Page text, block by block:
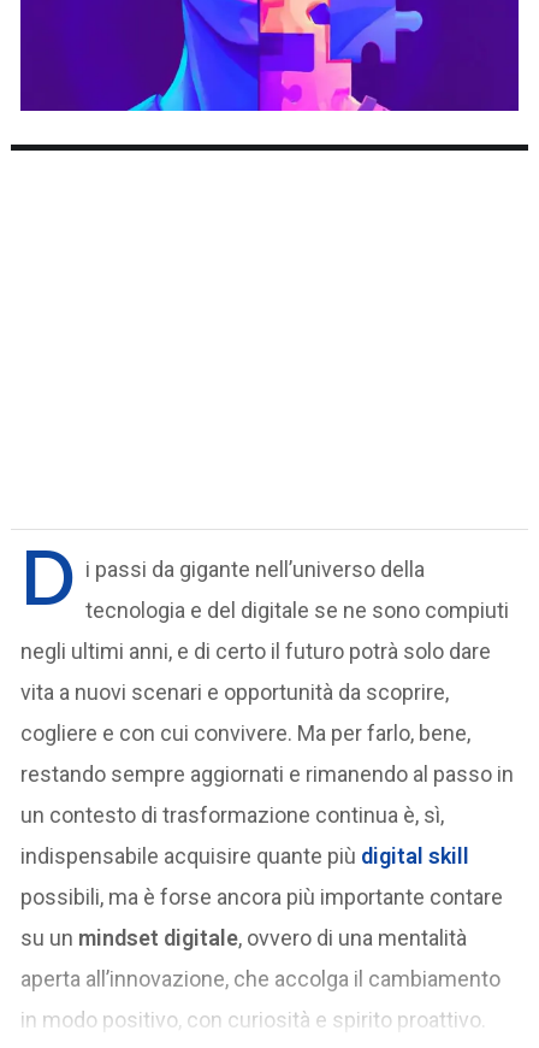
D i passi da gigante nell’universo della
tecnologia e del digitale se ne sono compiuti
negli ultimi anni, e di certo il futuro potrà solo dare
vita a nuovi scenari e opportunità da scoprire,
cogliere e con cui convivere. Ma per farlo, bene,
restando sempre aggiornati e rimanendo al passo in
un contesto di trasformazione continua è, sì,
indispensabile acquisire quante più digital skill
possibili, ma è forse ancora più importante contare
su un mindset digitale, ovvero di una mentalità
aperta all’innovazione, che accolga il cambiamento
in modo positivo, con curiosità e spirito proattivo.